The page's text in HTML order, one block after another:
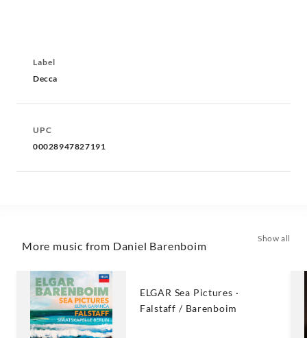
Label
Decca
UPC
00028947827191
More music from Daniel Barenboim
Show all
ELGAR Sea Pictures ·
Falstaff / Barenboim